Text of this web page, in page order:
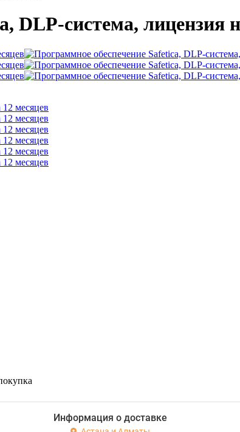
DLP-система, лицензия
Информация о доставке